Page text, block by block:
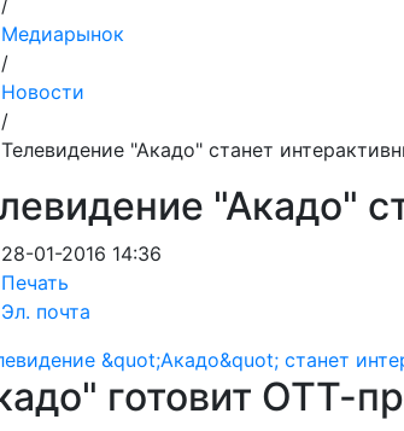
/
Медиарынок
/
Новости
/
Телевидение "Акадо" станет
"Акадо"
28-01-2016 14:36
Печать
Эл. почта
готовит ОТТ-